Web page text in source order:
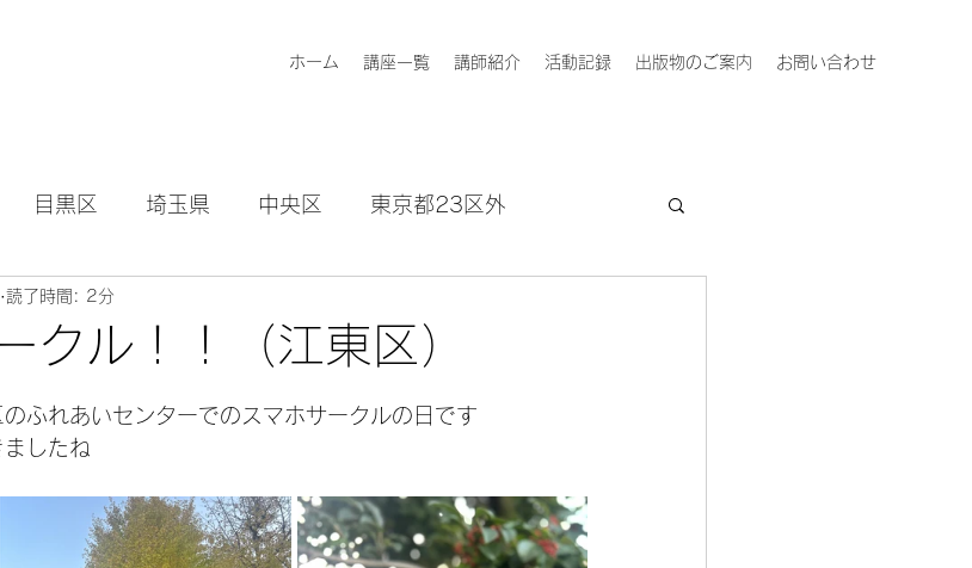
ホーム 講座一覧 講師紹介 活動記録 出版物のご案内 お問い合わせ
目黒区 埼玉県 中央区 東京都23区外
クル！！（江東区）
読了時間: 2分
ふれあいセンターでのスマホサークルの日です
したね